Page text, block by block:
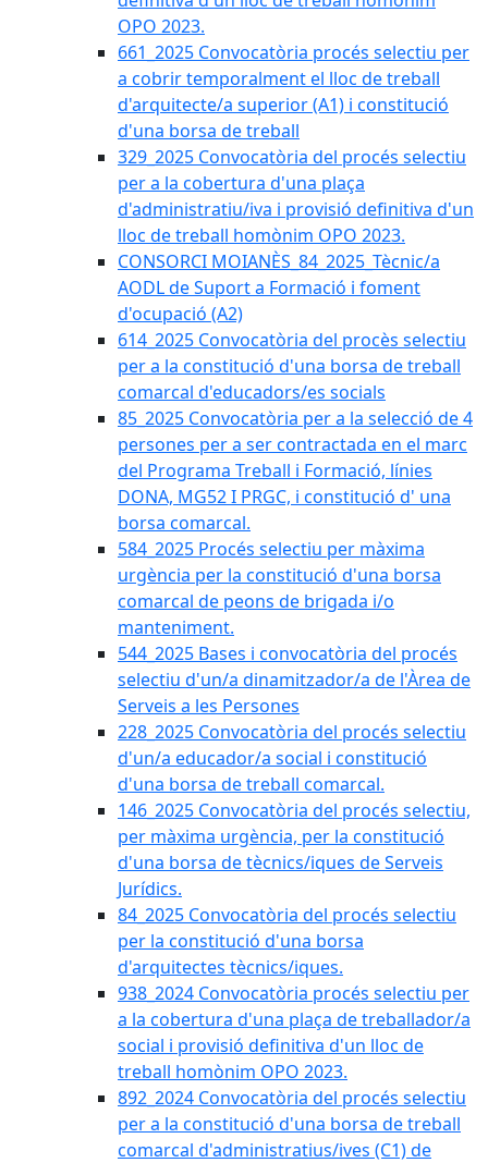
OPO 2023.
661_2025 Convocatòria procés selectiu per
a cobrir temporalment el lloc de treball
d'arquitecte/a superior (A1) i constitució
d'una borsa de treball
329_2025 Convocatòria del procés selectiu
per a la cobertura d'una plaça
d'administratiu/iva i provisió definitiva d'un
lloc de treball homònim OPO 2023.
CONSORCI MOIANÈS_84_2025_Tècnic/a
AODL de Suport a Formació i foment
d'ocupació (A2)
614_2025 Convocatòria del procès selectiu
per a la constitució d'una borsa de treball
comarcal d'educadors/es socials
85_2025 Convocatòria per a la selecció de 4
persones per a ser contractada en el marc
del Programa Treball i Formació, línies
DONA, MG52 I PRGC, i constitució d' una
borsa comarcal.
584_2025 Procés selectiu per màxima
urgència per la constitució d'una borsa
comarcal de peons de brigada i/o
manteniment.
544_2025 Bases i convocatòria del procés
selectiu d'un/a dinamitzador/a de l'Àrea de
Serveis a les Persones
228_2025 Convocatòria del procés selectiu
d'un/a educador/a social i constitució
d'una borsa de treball comarcal.
146_2025 Convocatòria del procés selectiu,
per màxima urgència, per la constitució
d'una borsa de tècnics/iques de Serveis
Jurídics.
84_2025 Convocatòria del procés selectiu
per la constitució d'una borsa
d'arquitectes tècnics/iques.
938_2024 Convocatòria procés selectiu per
a la cobertura d'una plaça de treballador/a
social i provisió definitiva d'un lloc de
treball homònim OPO 2023.
892_2024 Convocatòria del procés selectiu
per a la constitució d'una borsa de treball
comarcal d'administratius/ives (C1) de